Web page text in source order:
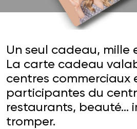
Un seul cadeau, mille
La carte cadeau
centres commerciaux
participantes du
restaurants, beauté…
tromper.